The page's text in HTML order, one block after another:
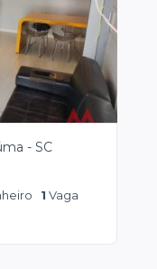
- SC
1 Vaga